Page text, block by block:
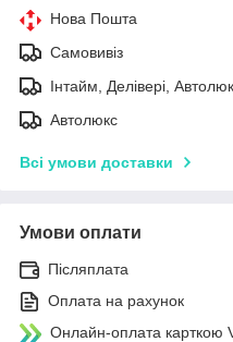
Нова Пошта
Самовивіз
Інтайм, Делівері,
Автолюкс
Всі умови доставки
Умови оплати
Післяплата
Оплата на рахунок
Онлайн-оплата карткою